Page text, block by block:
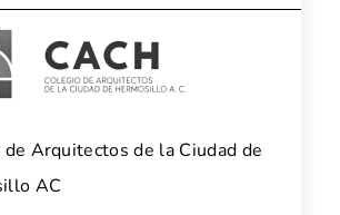
de Arquitectos de la Ciudad de
AC